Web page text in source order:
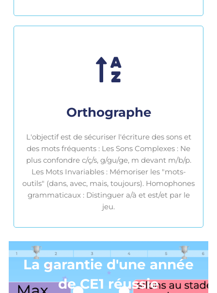
Orthographe
L'objectif est de sécuriser l'écriture des sons et
des mots fréquents : Les Sons Complexes : Ne
plus confondre c/ç/s, g/gu/ge, m devant m/b/p.
Les Mots Invariables : Mémoriser les "mots-
outils" (dans, avec, mais, toujours). Homophones
grammaticaux : Distinguer a/à et est/et par le
jeu.
La garantie d'une année
de CE1 réussie